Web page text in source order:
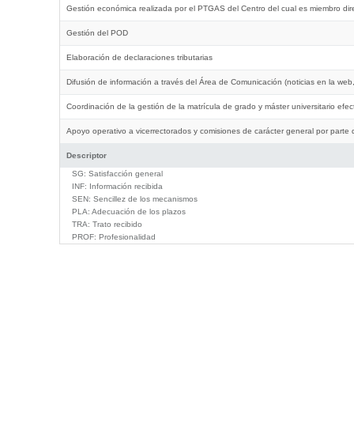
Descriptor
Gestión económica realizada por el PTGAS del Centro del cual es miembro
Gestión del POD
Elaboración de declaraciones tributarias
Difusión de información a través del Área de Comunicación (noticias en la
Coordinación de la gestión de la matrícula de grado y máster universitario
Apoyo operativo a vicerrectorados y comisiones de carácter general por parte
SG: Satisfacción general
INF: Información recibida
SEN: Sencillez de los mecanismos
PLA: Adecuación de los plazos
TRA: Trato recibido
PROF: Profesionalidad